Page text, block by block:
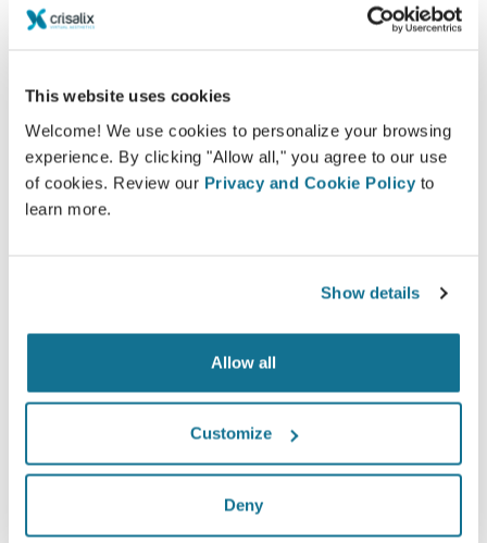
This website uses cookies
Welcome! We use cookies to personalize your browsing
experience. By clicking "Allow all," you agree to our use
of cookies. Review our Privacy and Cookie Policy to
learn more.
Show details
Allow all
Customize
Deny
neuen Erscheinungsbild teilhaben lassen und zweite
Lernen Sie Ihr neues Ich kennen!
Crisalix hat sich dazu verpflichtet, Ihre
Privatsphäre zu jeder Zeit zu schützen. Unsere
Server sind allesamt vollständig verschlüsselt,
wodurch die Sicherheit und der Schutz Ihrer
Daten garantiert werden.